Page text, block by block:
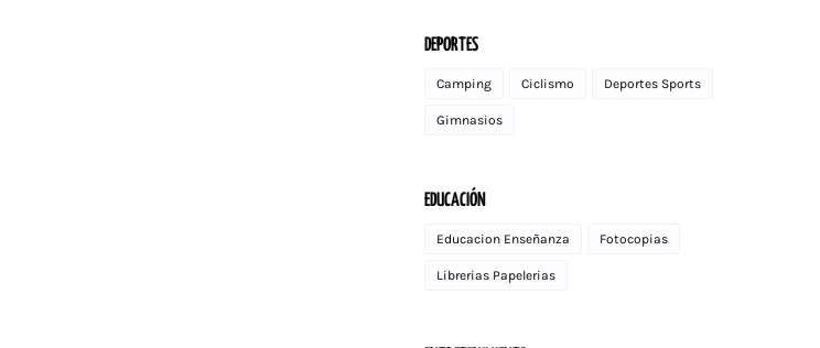
DEPORTES
Camping Ciclismo Deportes Sports
Gimnasios
EDUCACIÓN
Educacion Enseñanza Fotocopias
Librerias Papelerias